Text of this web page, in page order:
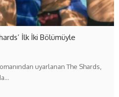
İlk İki Bölümüyle
uyarlanan The Shards,